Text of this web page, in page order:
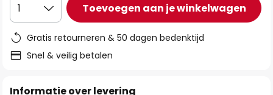
1 Toevoegen aan je winkelwagen
Gratis retourneren & 50 dagen bedenktijd
Snel & veilig betalen
Informatie over levering